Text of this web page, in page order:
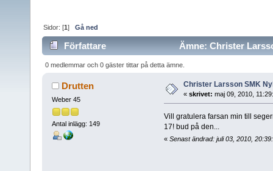
Sidor: [1]Gå ned
Författare Ämne: Christer
0 medlemmar och 0 gäster tittar på detta ämne.
Drutten
Weber 45
Antal inlägg: 149
Christer Larsson SMK
« skrivet: maj 09, 2010,
Vill gratulera farsan min till
17! bud på den...
« Senast ändrad: juli 03, 2010,